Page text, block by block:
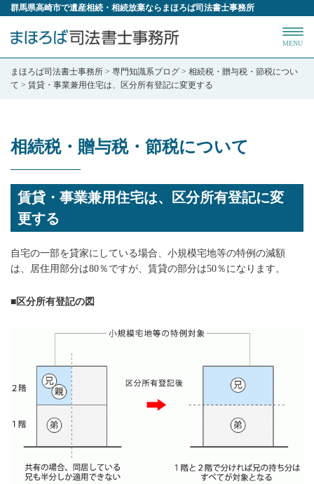
群馬県高崎市で遺産相続・相続放棄ならまほろば司法書士事務所
MENU
まほろば司法書士事務所 > 専門知識系ブログ > 相続税・贈与税・節税につい
て > 賃貸・事業兼用住宅は、区分所有登記に変更する
相続税・贈与税・節税について
賃貸・事業兼用住宅は、区分所有登記に変
更する
自宅の一部を貸家にしている場合、小規模宅地等の特例の減額
は、居住用部分は80％ですが、賃貸の部分は50％になります。
■区分所有登記の図